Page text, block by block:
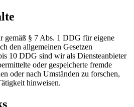
gemäß § 7 Abs. 1 DDG für eigene
den allgemeinen Gesetzen
10 DDG sind wir als Diensteanbieter
oder gespeicherte fremde
oder nach Umständen zu forschen,
hinweisen.